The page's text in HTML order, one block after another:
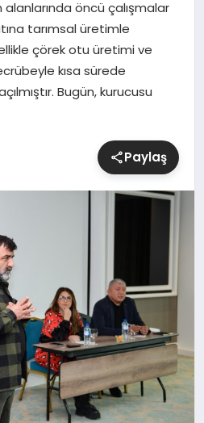
öncü çalışmalar
tarımsal üretimle
çörek otu üretimi ve
kısa sürede
Bugün, kurucusu
Paylaş